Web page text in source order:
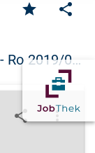
star share
Ro 2019/0…
share more_vert